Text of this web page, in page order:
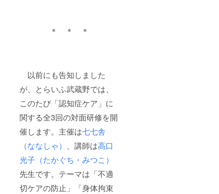
＊ ＊ ＊
以前にも告知しました
が、とらいふ武蔵野では、
このたび「認知症ケア」に
関する全3回の対面研修を開
催します。主催は七七舎
（ななしゃ） 、講師は高口
光子（たかぐち・みつこ）
先生です。テーマは「不適
切ケアの防止」「身体拘束